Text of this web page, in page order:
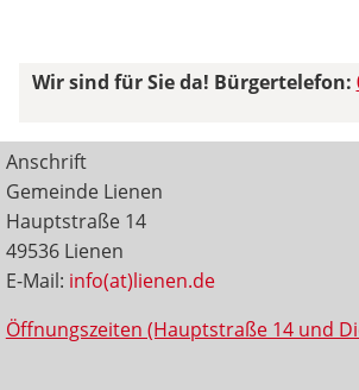
Wir sind für Sie da! Bürgertelefon:
Anschrift
Gemeinde Lienen
Hauptstraße 14
49536 Lienen
E-Mail: info(at)lienen.de
Öffnungszeiten (Hauptstraße 14 und